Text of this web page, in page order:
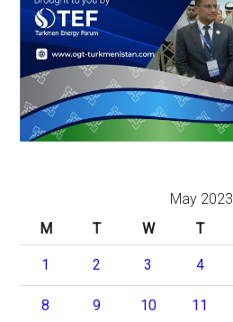
May 2023
M
T W T
1 2 3 4
8 9 10 11